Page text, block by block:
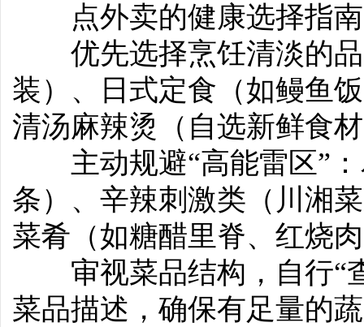
点外卖的健康选择指
优先选择烹饪清淡的品
装）、日式定食（如鳗鱼
清汤麻辣烫（自选新鲜食
主动规避“高能雷区”：
条）、辛辣刺激类（川湘
菜肴（如糖醋里脊、红烧
审视菜品结构，自行“
菜品描述，确保有足量的